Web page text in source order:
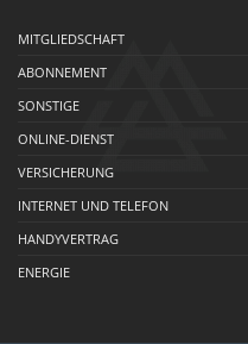
MITGLIEDSCHAFT
ABONNEMENT
SONSTIGE
ONLINE-DIENST
VERSICHERUNG
INTERNET UND TELEFON
HANDYVERTRAG
ENERGIE